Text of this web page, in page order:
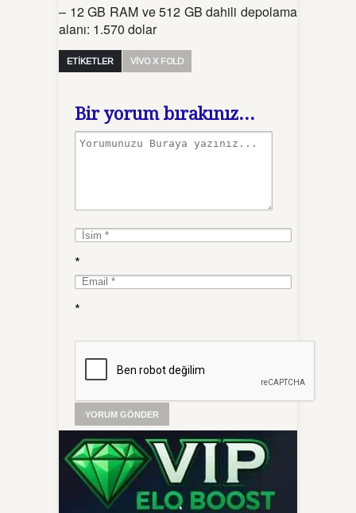
– 12 GB RAM ve 512 GB dahili depolama
alanı: 1.570 dolar
ETİKETLER VIVO X FOLD
Bir yorum bırakınız...
*
*